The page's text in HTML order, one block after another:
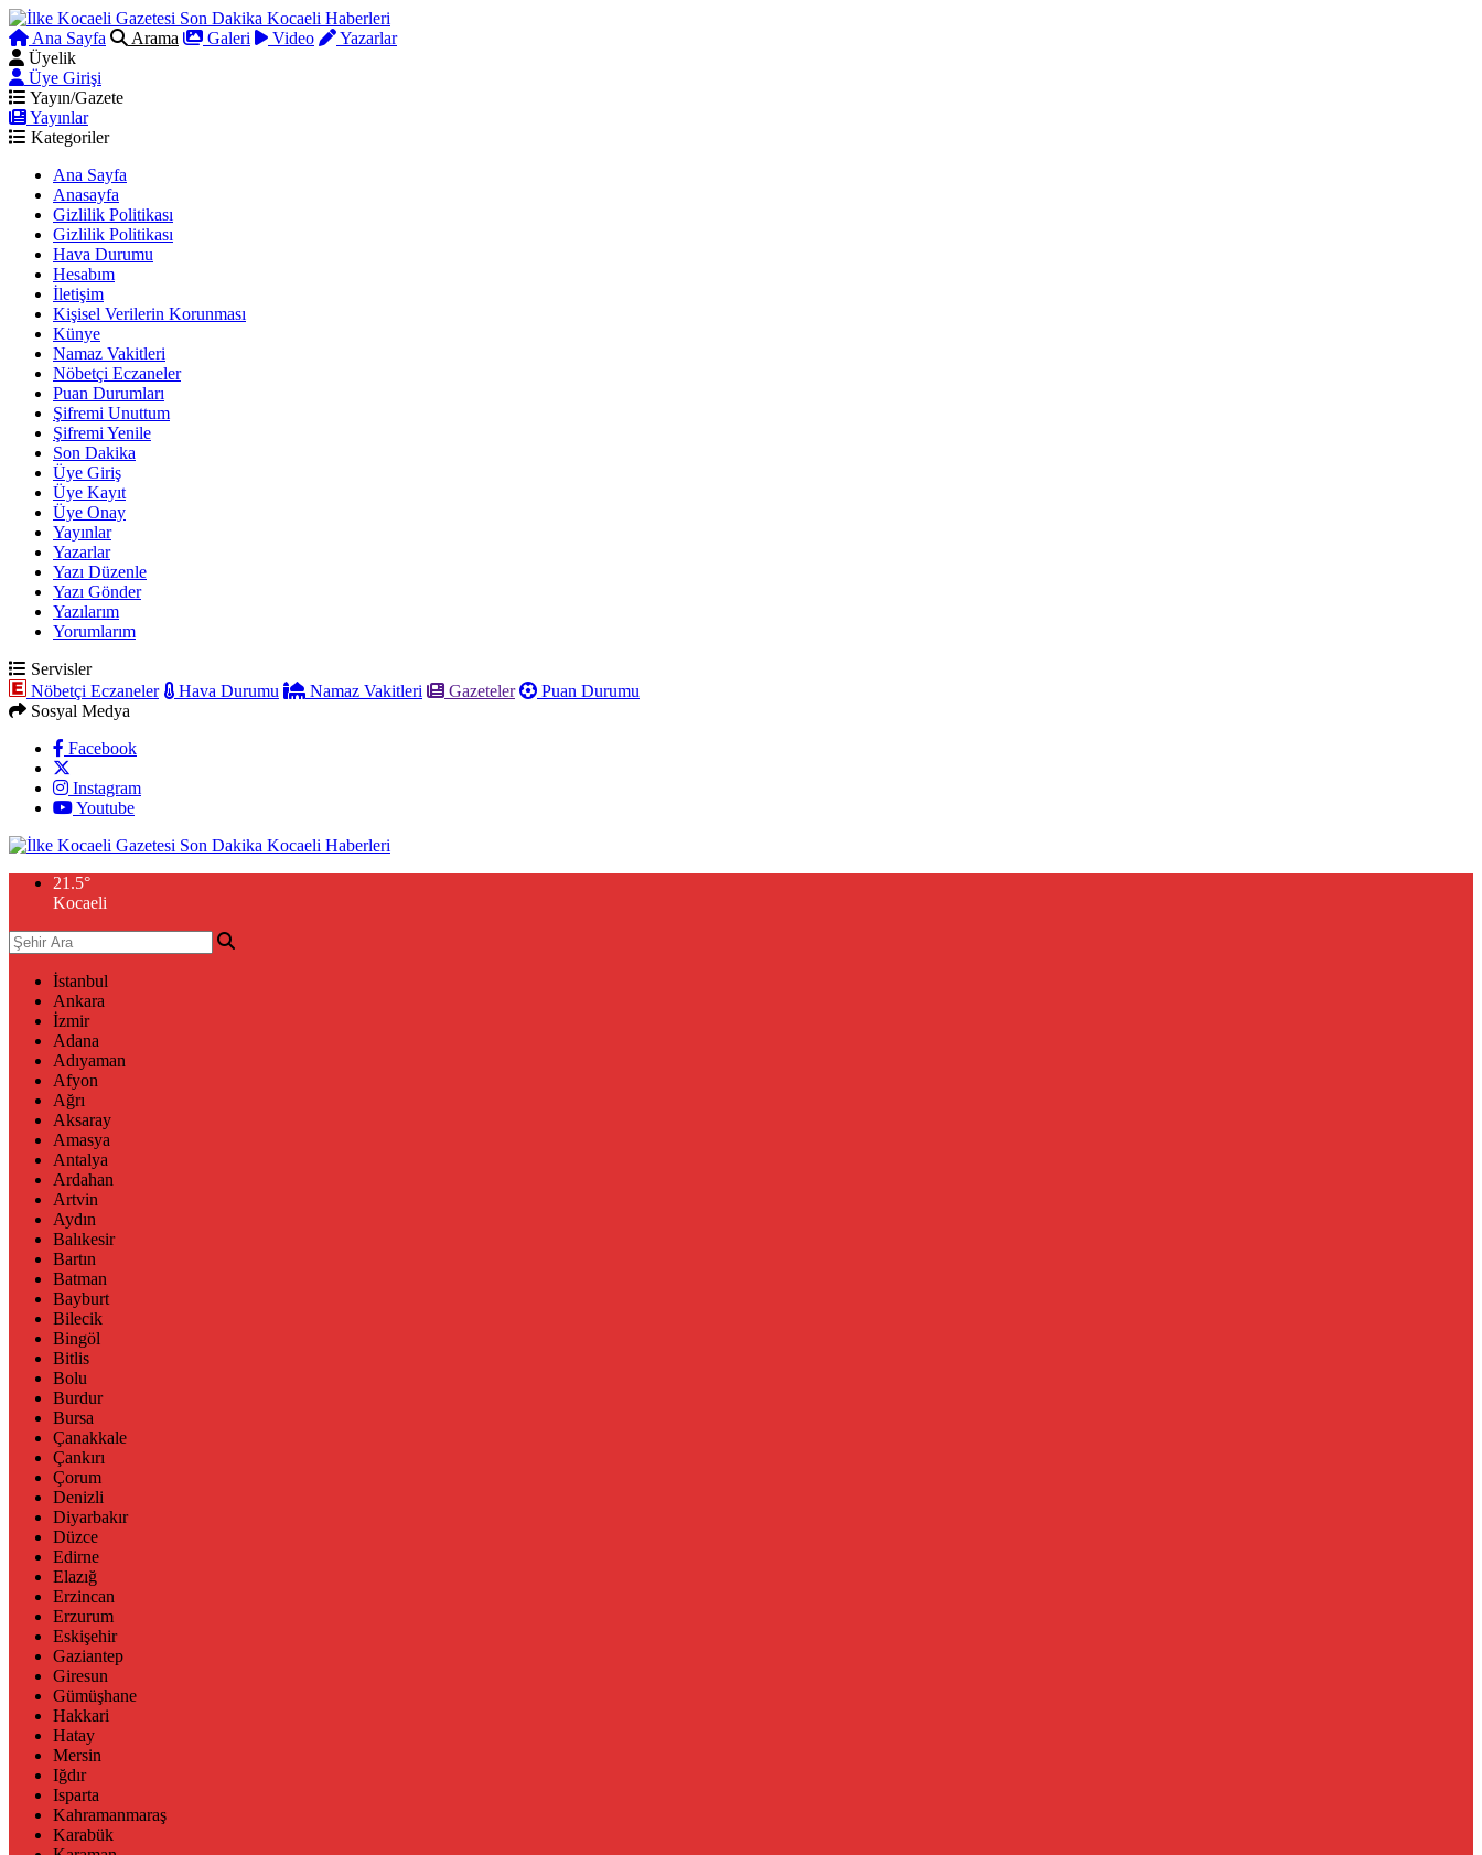
Ana Sayfa Arama Galeri Video
Yazarlar
Üyelik
Üye Girişi
Yayın/Gazete
Yayınlar
Kategoriler
Ana Sayfa
Anasayfa
Gizlilik Politikası
Gizlilik Politikası
Hava Durumu
Hesabım
İletişim
Kişisel Verilerin Korunması
Künye
Namaz Vakitleri
Nöbetçi Eczaneler
Puan Durumları
Şifremi Unuttum
Şifremi Yenile
Son Dakika
Üye Giriş
Üye Kayıt
Üye Onay
Yayınlar
Yazarlar
Yazı Düzenle
Yazı Gönder
Yazılarım
Yorumlarım
Servisler
Nöbetçi Eczaneler
Hava Durumu Namaz Vakitleri Gazeteler
Puan Durumu
Sosyal Medya
Facebook
Instagram
Youtube
21.5°
Kocaeli
İstanbul
Ankara
İzmir
Adana
Adıyaman
Afyon
Ağrı
Aksaray
Amasya
Antalya
Ardahan
Artvin
Aydın
Balıkesir
Bartın
Batman
Bayburt
Bilecik
Bingöl
Bitlis
Bolu
Burdur
Bursa
Çanakkale
Çankırı
Çorum
Denizli
Diyarbakır
Düzce
Edirne
Elazığ
Erzincan
Erzurum
Eskişehir
Gaziantep
Giresun
Gümüşhane
Hakkari
Hatay
Mersin
Iğdır
Isparta
Kahramanmaraş
Karabük